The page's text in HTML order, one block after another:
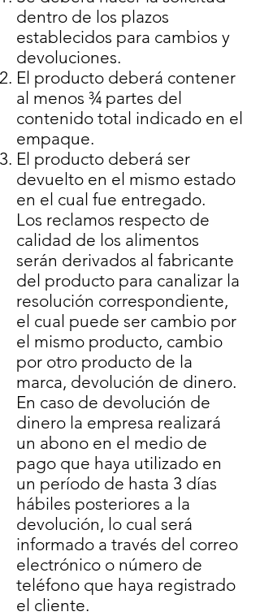
dentro de los plazos
establecidos para cambios y
devoluciones.
El producto deberá contener
al menos ¾ partes del
contenido total indicado en el
empaque.
El producto deberá ser
devuelto en el mismo estado
en el cual fue entregado.
Los reclamos respecto de
calidad de los alimentos
serán derivados al fabricante
del producto para canalizar la
resolución correspondiente,
el cual puede ser cambio por
el mismo producto, cambio
por otro producto de la
marca, devolución de dinero.
En caso de devolución de
dinero la empresa realizará
un abono en el medio de
pago que haya utilizado en
un período de hasta 3 días
hábiles posteriores a la
devolución, lo cual será
informado a través del correo
electrónico o número de
teléfono que haya registrado
el cliente.